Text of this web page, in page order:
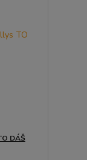
DÁŠ